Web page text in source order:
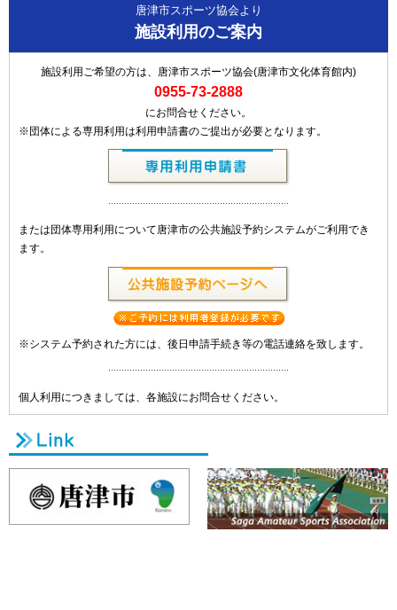
唐津市スポーツ協会より
施設利用のご案内
施設利用ご希望の方は、唐津市スポーツ協会(唐津市文化体育館内)
0955-73-2888
にお問合せください。
※団体による専用利用は利用申請書のご提出が必要となります。
または団体専用利用について唐津市の公共施設予約システムがご利用でき
ます。
※システム予約された方には、後日申請手続き等の電話連絡を致します。
個人利用につきましては、各施設にお問合せください。